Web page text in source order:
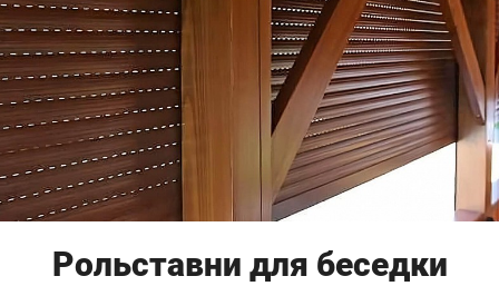
Рольставни для беседки